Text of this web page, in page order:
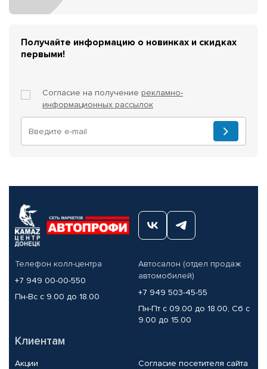
Получайте информацию о новинках и скидках
первыми!
Согласие на получение рекламно-
информационных рассылок
Телефон колл-центра
+7 949 00-00-550
Пн-Вс с 9.00 до 18.00
Автосалон (отдел продаж
автомобилей)
+7 949 503-45-55
Пн-Пт с 09.00 до 18.00, Сб с
9.00 до 15.00
Клиентам
Акции
Согласие посетителя сайта